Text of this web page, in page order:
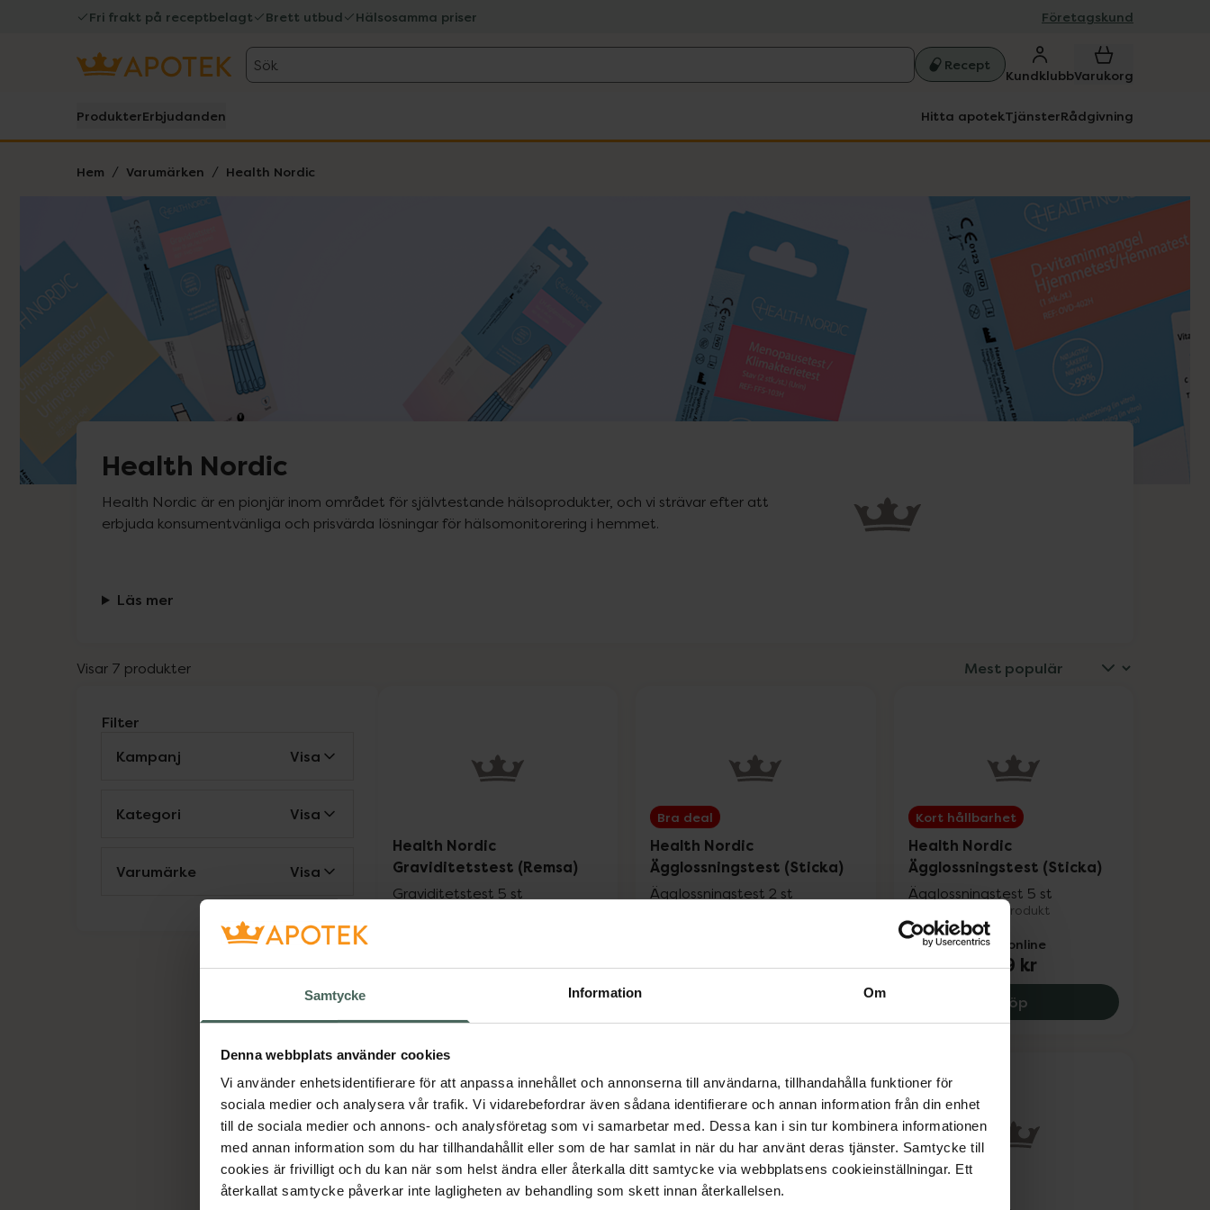
Samtycke Information Om
Denna webbplats använder cookies
Vi använder enhetsidentifierare för att anpassa innehållet och annonserna till användarna, tillhandahålla funktioner för
sociala medier och analysera vår trafik. Vi vidarebefordrar även sådana identifierare och annan information från din enhet
till de sociala medier och annons- och analysföretag som vi samarbetar med. Dessa kan i sin tur kombinera informationen
med annan information som du har tillhandahållit eller som de har samlat in när du har använt deras tjänster. Samtycke till
cookies är frivilligt och du kan när som helst ändra eller återkalla ditt samtycke via webbplatsens cookieinställningar. Ett
återkallat samtycke påverkar inte lagligheten av behandling som skett innan återkallelsen.
Fri frakt på receptbelagt Brett utbud Hälsosamma priser Företagskund
Sök Recept
KundklubbVarukorg
ProdukterErbjudanden Hitta apotekTjänsterRådgivning
Hem Varumärken Health Nordic
Health Nordic
Health Nordic är en pionjär inom området för självtestande hälsoprodukter, och vi strävar efter att
erbjuda konsumentvänliga och prisvärda lösningar för hälsomonitorering i hemmet.
Läs mer
Visar 7 produkter
Filter
Kampanj
Visa
Kategori Visa
Varumärke Visa
Health Nordic
Graviditetstest (Remsa)
Graviditetstest 5 st
79 kr
Health Nordic Graviditetstest (Remsa), 79 kr.
Bra deal
Health Nordic
Ägglossningstest (Sticka)
Ägglossningstest 2 st
37,88 kr
Health Nordic Ägglossningstest (Sticka), 37.88 kr.
Kort hållbarhet
Health Nordic
Ägglossningstest (Sticka)
Ägglossningstest 5 st
Medicinteknisk produkt
Pris online
119 kr
KöpHealth Nordic